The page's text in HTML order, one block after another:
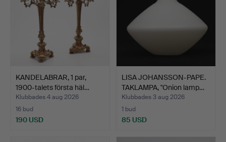
KANDELABRAR, 1 par,
1900-talets första häl…
Klubbades 4 aug 2026
16 bud
190 USD
LISA JOHANSSON-PAPE.
TAKLAMPA, "Onion lamp…
Klubbades 3 aug 2026
1 bud
85 USD